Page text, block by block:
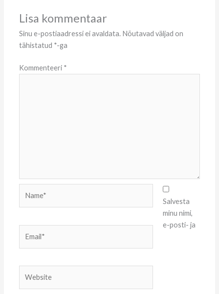
Lisa kommentaar
Sinu e-postiaadressi ei avaldata. Nõutavad väljad on
tähistatud *-ga
Kommenteeri *
Salvesta
minu nimi,
e-posti- ja